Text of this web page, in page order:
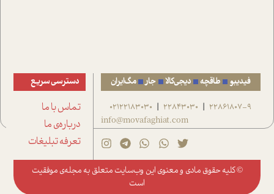
فیدیبو طاقچه دیجی‌کالا جار مگ‌ایران
22861807-9
|
22843030
|
02122183030
info@movafaghiat.com
دسترسی سریع
تماس با ما
درباره‌ی ما
تعرفه تبلیغات
© کلیه حقوق مادی و معنوی این وب‌سایت متعلق به مجله‌ی موفقیت
است